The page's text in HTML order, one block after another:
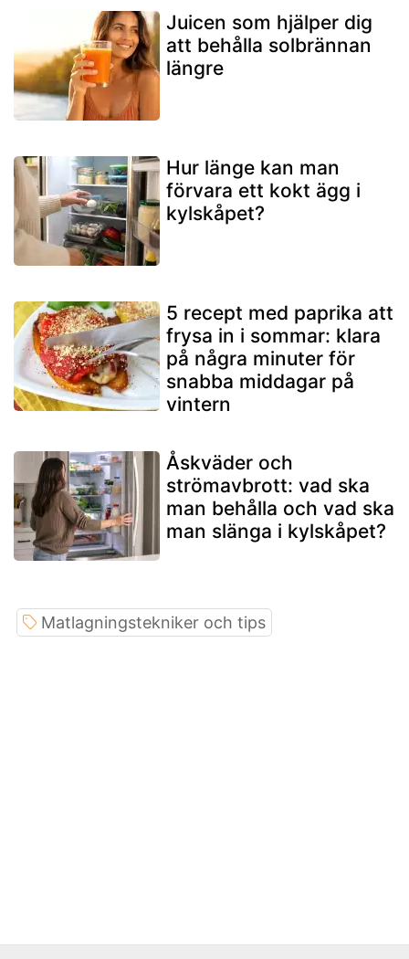
Juicen som hjälper dig
att behålla solbrännan
längre
Hur länge kan man
förvara ett kokt ägg i
kylskåpet?
5 recept med paprika att
frysa in i sommar: klara
på några minuter för
snabba middagar på
vintern
Åskväder och
strömavbrott: vad ska
man behålla och vad ska
man slänga i kylskåpet?
Matlagningstekniker och tips